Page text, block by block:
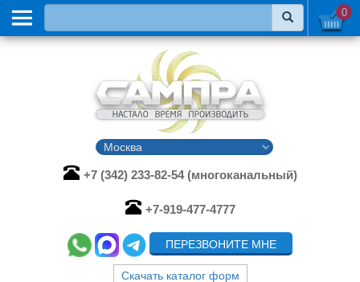
+7 (342) 233-82-54 (многоканальный)
+7-919-477-4777
ПЕРЕЗВОНИТЕ МНЕ
Скачать каталог форм
0